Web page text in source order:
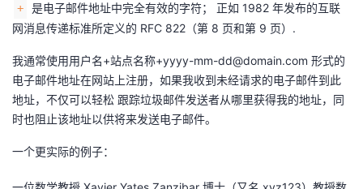
博
的
坛
我
圈
子
的
直
我
的
我
+
是电子邮件地址中完全有效的字符； 正如 1982 年发布的互联
网消息传递标准所定义的 RFC 822（第 8 页和第 9 页）.
我通常使用用户名+站点名称+yyyy-mm-dd@domain.com 形式的
电子邮件地址在网站上注册，如果我收到未经请求的电子邮件到此
地址，不仅可以轻松 跟踪垃圾邮件发送者从哪里获得我的地址，同
时也阻止该地址以供将来发送电子邮件。
一个更实际的例子：